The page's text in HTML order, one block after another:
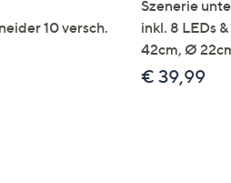
10 versch.
Szenerie
inkl. 8 LEDs
42cm, Ø
€ 39,99